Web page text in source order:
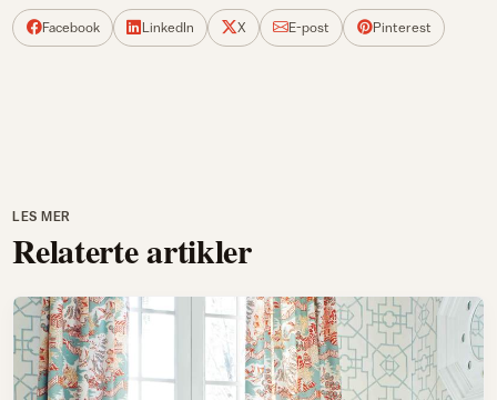
Facebook LinkedIn X E-post Pinterest
LES MER
Relaterte artikler